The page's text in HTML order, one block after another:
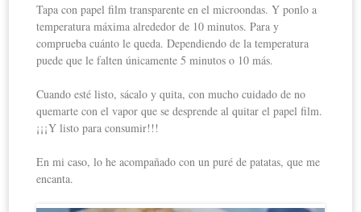
Tapa con papel film transparente en el microondas. Y ponlo a
temperatura máxima alrededor de 10 minutos. Para y
comprueba cuánto le queda. Dependiendo de la temperatura
puede que le falten únicamente 5 minutos o 10 más.
Cuando esté listo, sácalo y quita, con mucho cuidado de no
quemarte con el vapor que se desprende al quitar el papel film.
¡¡¡Y listo para consumir!!!
En mi caso, lo he acompañado con un puré de patatas, que me
encanta.